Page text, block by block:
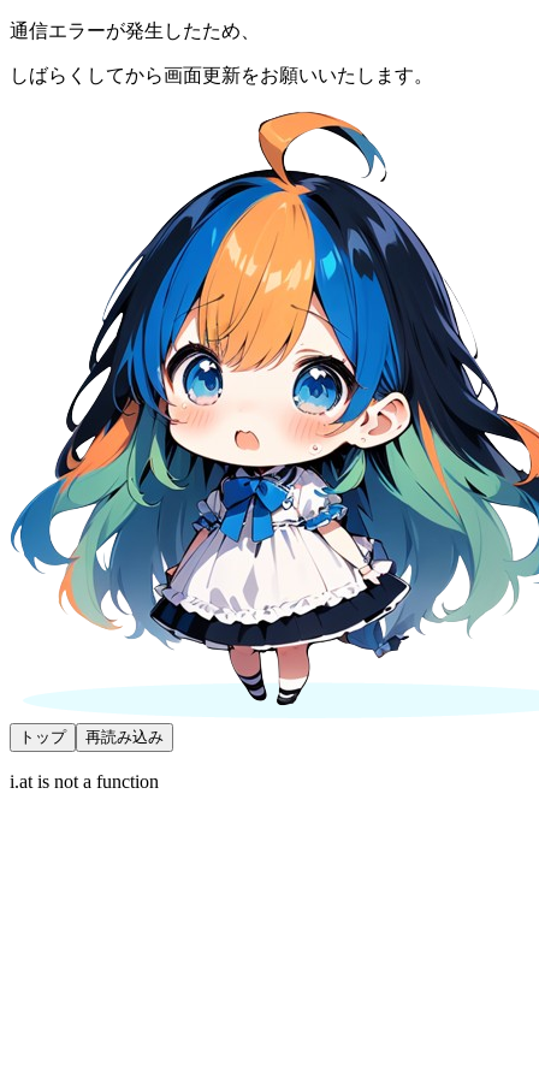
通信エラーが発生したため、
しばらくしてから画面更新をお願いいたします。
トップ 再読み込み
i.at is not a function